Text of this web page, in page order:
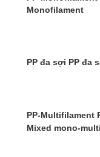
Monofilament
PP đa sợi PP đa
PP-Multifilament
Mixed mono-